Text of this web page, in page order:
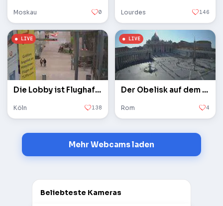
Moskau 0 Lourdes 146
Die Lobby ist Flughafen Köln / Bonn
Köln 138
Der Obelisk auf dem Petersplatz im Vatikan
Rom 4
Mehr Webcams laden
Beliebteste Kameras